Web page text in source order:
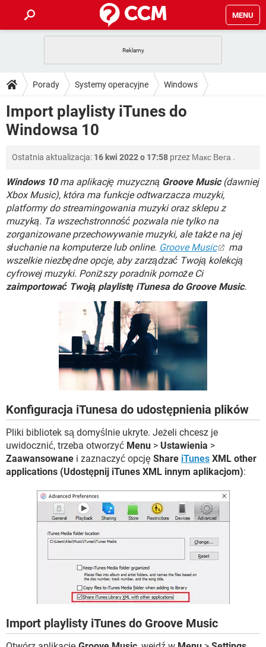
MENU
GRY WHATSAPP
SPOTIFY NETFLIX
INSTAGRAM
PORADY
PlayStation TIKTOK
GRY WHATSAPP
INSTAGRAM FACEBOOK
WINDOWS 10
DO POBRANIA
ANDROID
INSTAGRAM FACEBOOK
WINDOWS 10
FORUM
COVID-19 TIKTOK
GRY WHATSAPP
SPOTIFY NETFLIX
INSTAGRAM FACEBOOK
WINDOWS 10
COVID-19 TIKTOK
GRY WHATSAPP
SPOTIFY NETFLIX
INSTAGRAM FACEBOOK
WINDOWS 10
Porady Systemy operacyjne Windows
Windows 10
Import playlisty iTunes do
Windowsa 10
Ostatnia aktualizacja: 16 kwi 2022 o 17:58 przez Макс Вега .
Windows 10ma aplikację muzyczną Groove Music(dawniej
Xbox Music), która ma funkcje odtwarzacza muzyki,
platformy do streamingowania muzyki oraz sklepu z
muzyką. Ta wszechstronność pozwala nie tylko na
zorganizowane przechowywanie muzyki, ale także na jej
słuchanie na komputerze lub online. Groove Music
ma
wszelkie niezbędne opcje, aby zarządzać Twoją kolekcją
cyfrowej muzyki. Poniższy poradnik pomoże Ci
zaimportować Twoją playlistę iTunesa do Groove Music.
Konfiguracja iTunesa do udostępnienia plików
Pliki bibliotek są domyślnie ukryte. Jeżeli chcesz je
uwidocznić, trzeba otworzyć Menu > Ustawienia >
Zaawansowane i zaznaczyć opcję Share iTunes XML other
applications (Udostępnij iTunes XML innym aplikacjom):
Import playlisty iTunes do Groove Music